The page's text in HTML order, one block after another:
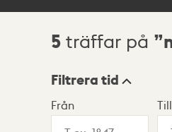
Sökresultat
5 träffar på
Visningsläge
Filtrera tid
Från Till